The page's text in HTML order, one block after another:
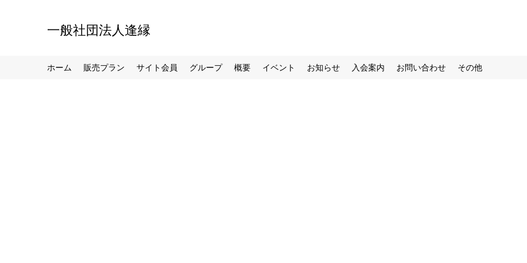
一般社団法人逢縁
ホーム 販売プラン サイト会員 グループ 概要 イベント お知らせ 入会案内 お問い合わせ その他